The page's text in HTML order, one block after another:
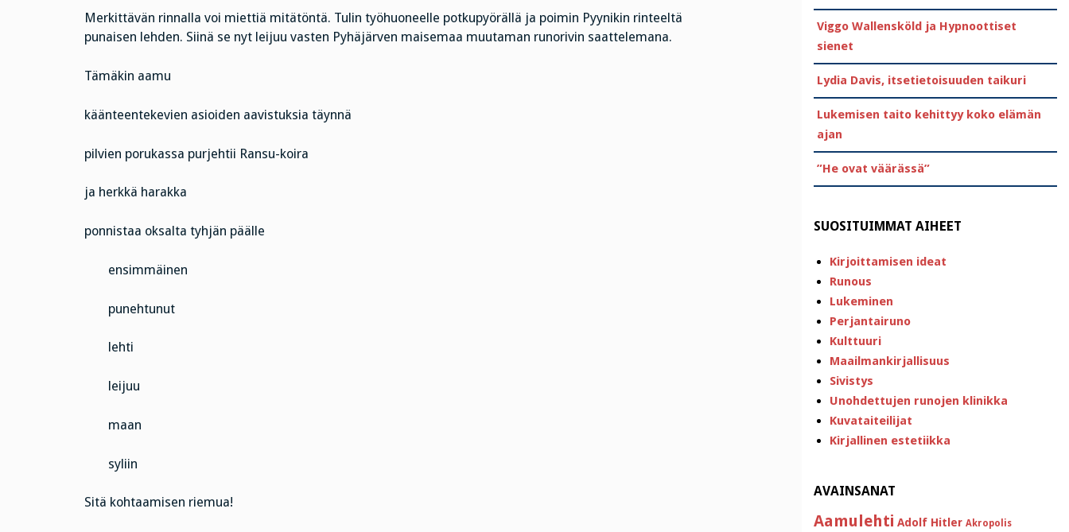
Merkittävän rinnalla voi miettiä mitätöntä. Tulin työhuoneelle potkupyörällä ja poimin Pyynikin rinteeltä
punaisen lehden. Siinä se nyt leijuu vasten Pyhäjärven maisemaa muutaman runorivin saattelemana.
Tämäkin aamu
käänteentekevien asioiden aavistuksia täynnä
pilvien porukassa purjehtii Ransu-koira
ja herkkä harakka
ponnistaa oksalta tyhjän päälle
ensimmäinen
punehtunut
lehti
leijuu
maan
syliin
Sitä kohtaamisen riemua!
Viggo Wallensköld ja Hypnoottiset
sienet
Lydia Davis, itsetietoisuuden taikuri
Lukemisen taito kehittyy koko elämän
ajan
”He ovat väärässä”
SUOSITUIMMAT AIHEET
Kirjoittamisen ideat
Runous
Lukeminen
Perjantairuno
Kulttuuri
Maailmankirjallisuus
Sivistys
Unohdettujen runojen klinikka
Kuvataiteilijat
Kirjallinen estetiikka
AVAINSANAT
Aamulehti Adolf Hitler Akropolis